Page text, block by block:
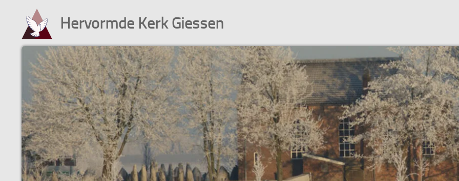
Hervormde Kerk Giessen